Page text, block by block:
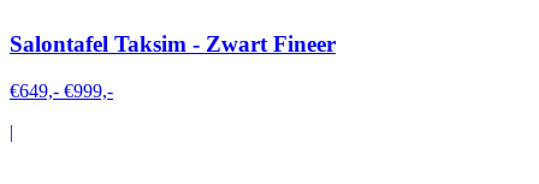
Salontafel Taksim - Zwart Fineer
€649,- €999,-
|